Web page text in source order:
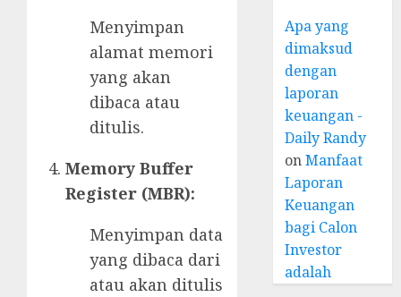
Menyimpan
alamat memori
yang akan
dibaca atau
ditulis.
Memory Buffer
Register (MBR):
Menyimpan data
yang dibaca dari
atau akan ditulis
Apa yang
dimaksud
dengan
laporan
keuangan -
Daily Randy
onManfaat
Laporan
Keuangan
bagi Calon
Investor
adalah